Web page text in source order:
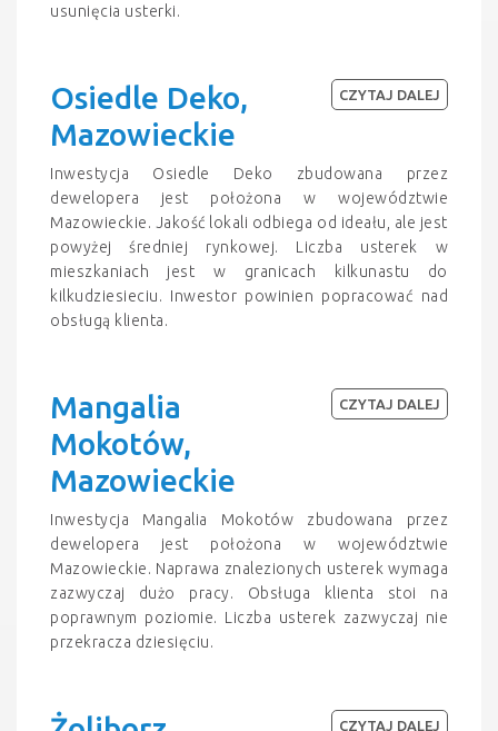
usunięcia usterki.
Osiedle Deko,
Mazowieckie
Inwestycja Osiedle Deko zbudowana przez
dewelopera jest położona w województwie
Mazowieckie. Jakość lokali odbiega od ideału, ale jest
powyżej średniej rynkowej. Liczba usterek w
mieszkaniach jest w granicach kilkunastu do
kilkudziesieciu. Inwestor powinien popracować nad
obsługą klienta.
CZYTAJ DALEJ
Mangalia
Mokotów,
Mazowieckie
Inwestycja Mangalia Mokotów zbudowana przez
dewelopera jest położona w województwie
Mazowieckie. Naprawa znalezionych usterek wymaga
zazwyczaj dużo pracy. Obsługa klienta stoi na
poprawnym poziomie. Liczba usterek zazwyczaj nie
przekracza dziesięciu.
CZYTAJ DALEJ
CZYTAJ DALEJ